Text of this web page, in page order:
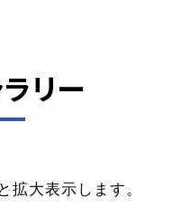
リー
拡大表示します。